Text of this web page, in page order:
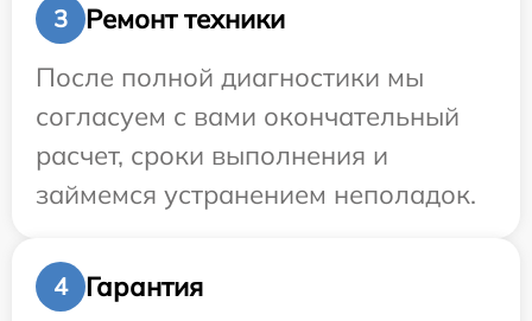
3
Ремонт техники
После полной диагностики мы
согласуем с вами окончательный
расчет, сроки выполнения и
займемся устранением неполадок.
4
Гарантия